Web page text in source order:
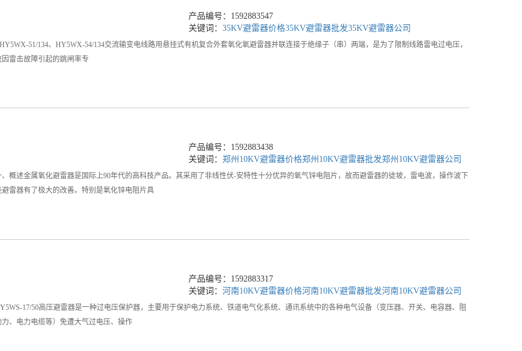
产品编号：1592883547
关键词： 35KV避雷器价格35KV避雷器批发35KV避雷器公司
51/134、HY5WX-54/134交流输变电线路用悬挂式有机复合外套氧化氧避雷器并联连接于绝缘子（串）两端，是为了限制线路雷电过电压，
雷击故障引起的跳闸率专
产品编号：1592883438
关键词： 郑州10KV避雷器价格郑州10KV避雷器批发郑州10KV避雷器公司
概述金属氧化避雷器是国际上90年代的高科技产品。其采用了非线性伏-安特性十分优异的氧气锌电阻片，故而避雷器的徒坡，雷电波，操作波下
雷器有了极大的改善。特别是氧化锌电阻片具
产品编号：1592883317
关键词： 河南10KV避雷器价格河南10KV避雷器批发河南10KV避雷器公司
17/50高压避雷器是一种过电压保护器，主要用于保护电力系统、铁道电气化系统、通讯系统中的各种电气设备（变压器、开关、电容器、阻
、电力电缆等）免遭大气过电压、操作